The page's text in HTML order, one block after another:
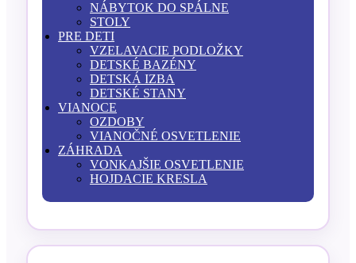
NÁBYTOK DO SPÁLNE
STOLY
PRE DETI
VZELAVACIE PODLOŽKY
DETSKÉ BAZÉNY
DETSKÁ IZBA
DETSKÉ STANY
VIANOCE
OZDOBY
VIANOČNÉ OSVETLENIE
ZÁHRADA
VONKAJŠIE OSVETLENIE
HOJDACIE KRESLA